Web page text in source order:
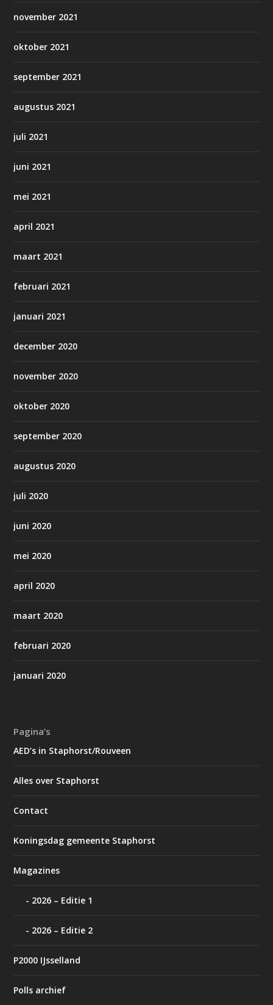
november 2021
oktober 2021
september 2021
augustus 2021
juli 2021
juni 2021
mei 2021
april 2021
maart 2021
februari 2021
januari 2021
december 2020
november 2020
oktober 2020
september 2020
augustus 2020
juli 2020
juni 2020
mei 2020
april 2020
maart 2020
februari 2020
januari 2020
Pagina’s
AED’s in Staphorst/Rouveen
Alles over Staphorst
Contact
Koningsdag gemeente Staphorst
Magazines
2026 – Editie 1
2026 – Editie 2
P2000 IJsselland
Polls archief